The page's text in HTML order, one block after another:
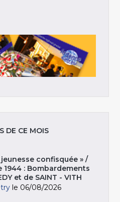
DE CE MOIS
jeunesse confisquée » /
1944 : Bombardements
et de SAINT - VITH
le 06/08/2026